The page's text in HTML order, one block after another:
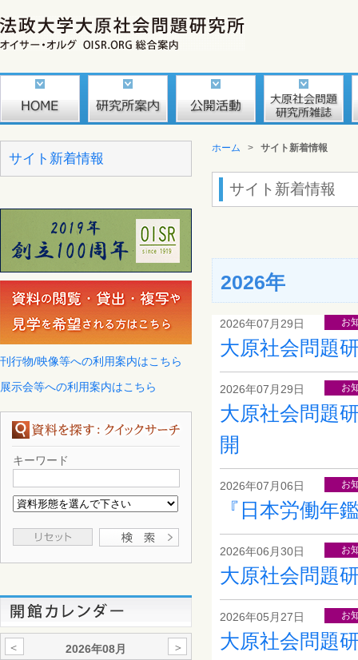
サイト新着情報
刊行物/映像等への利用案内はこちら
展示会等への利用案内はこちら
キーワード
＜ 2026年08月
＞
ホーム > サイト新着情報
サイト新着情報
2026年
2026年07月29日 お
大原社会問題
2026年07月29日 お
大原社会問題
開
2026年07月06日 お
『日本労働年
2026年06月30日 お
大原社会問題
2026年05月27日 お
大原社会問題